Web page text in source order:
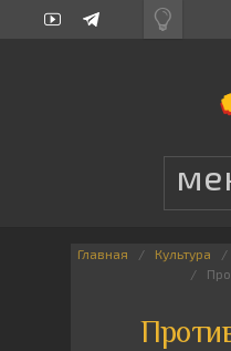
Главная Культура